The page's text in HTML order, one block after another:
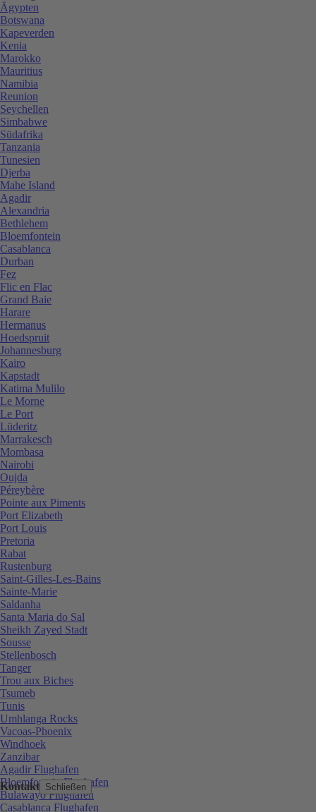
Kontakt Schließen
Ägypten
Botswana
Kapeverden
Kenia
Marokko
Mauritius
Namibia
Reunion
Seychellen
Simbabwe
Südafrika
Tanzania
Tunesien
Djerba
Mahe Island
Agadir
Alexandria
Bethlehem
Bloemfontein
Casablanca
Durban
Fez
Flic en Flac
Grand Baie
Harare
Hermanus
Hoedspruit
Johannesburg
Kairo
Kapstadt
Katima Mulilo
Le Morne
Le Port
Lüderitz
Marrakesch
Mombasa
Nairobi
Oujda
Péreybère
Pointe aux Piments
Port Elizabeth
Port Louis
Pretoria
Rabat
Rustenburg
Saint-Gilles-Les-Bains
Sainte-Marie
Saldanha
Santa Maria do Sal
Sheikh Zayed Stadt
Sousse
Stellenbosch
Tanger
Trou aux Biches
Tsumeb
Tunis
Umhlanga Rocks
Vacoas-Phoenix
Windhoek
Zanzibar
Agadir Flughafen
Bloemfontein Flughafen
Bulawayo Flughafen
Casablanca Flughafen